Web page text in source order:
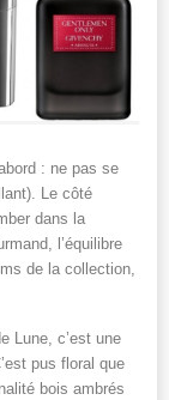
: ne pas se
Le côté
dans la
l’équilibre
de la collection,
Lune, c’est une
pus floral que
bois ambrés